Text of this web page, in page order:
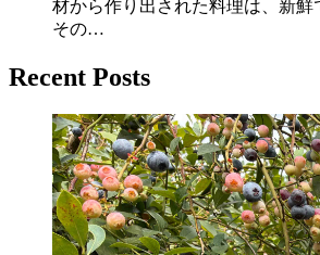
材から作り出された料理は、新鮮
その…
Recent Posts